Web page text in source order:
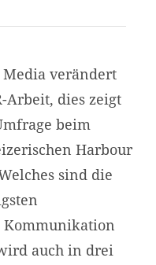
Media verändert
Arbeit, dies zeigt
beim
Harbour
sind die
Kommunikation
auch in drei